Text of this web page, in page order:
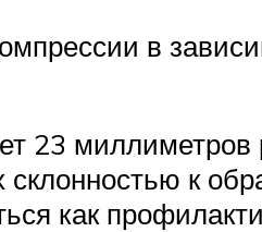
в
23 миллиметров
к
как